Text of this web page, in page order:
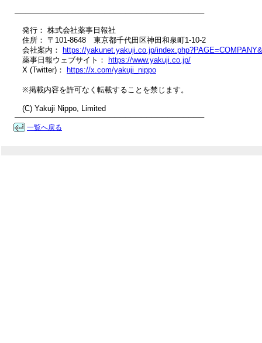
────────────────────────────────────
発行： 株式会社薬事日報社
住所： 〒101-8648　東京都千代田区神田和泉町1-10-2
会社案内：
https://yakunet.yakuji.co.jp/
薬事日報ウェブサイト：
https://www.yakuji.co.jp/
X (Twitter)：
https://x.com/yakuji_nippo
※掲載内容を許可なく転載することを禁じます。
(C) Yakuji Nippo, Limited
────────────────────────────────────
一覧へ戻る